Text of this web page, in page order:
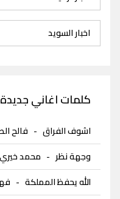
اخبار السويد
كلمات اغاني جديدة 2026
اشوف الفراق - فالح
وجهة نظر- محمد خيري
الله يحفظ المملكة -